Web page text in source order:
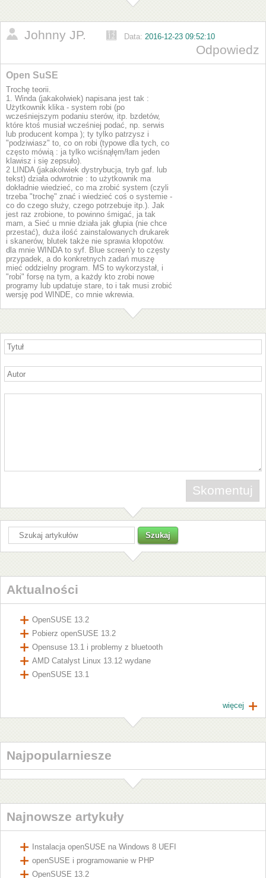
Johnny JP. Data: 2016-12-23 09:52:10
Odpowiedz
Open SuSE
Trochę teorii.
1. Winda (jakakolwiek) napisana jest tak :
Użytkownik klika - system robi (po
wcześniejszym podaniu sterów, itp. bzdetów,
które ktoś musiał wcześniej podać, np. serwis
lub producent kompa ); ty tylko patrzysz i
"podziwiasz" to, co on robi (typowe dla tych, co
często mówią : ja tylko wciśnąłęm/łam jeden
klawisz i się zepsuło).
2 LINDA (jakakolwiek dystrybucja, tryb gaf. lub
tekst) działa odwrotnie : to użytkownik ma
dokładnie wiedzieć, co ma zrobić system (czyli
trzeba "trochę" znać i wiedzieć coś o systemie -
co do czego służy, czego potrzebuje itp.). Jak
jest raz zrobione, to powinno śmigać, ja tak
mam, a Sieć u mnie działa jak głupia (nie chce
przestać), duża ilość zainstalowanych drukarek
i skanerów, blutek także nie sprawia kłopotów.
dla mnie WINDA to syf. Blue screen'y to częsty
przypadek, a do konkretnych zadań muszę
mieć oddzielny program. MS to wykorzystał, i
"robi" forsę na tym, a każdy kto zrobi nowe
programy lub updatuje stare, to i tak musi zrobić
wersję pod WINDE, co mnie wkrewia.
Aktualności
OpenSUSE 13.2
Pobierz openSUSE 13.2
Opensuse 13.1 i problemy z bluetooth
AMD Catalyst Linux 13.12 wydane
OpenSUSE 13.1
więcej
Najpopularniesze
Najnowsze artykuły
Instalacja openSUSE na Windows 8 UEFI
openSUSE i programowanie w PHP
OpenSUSE 13.2